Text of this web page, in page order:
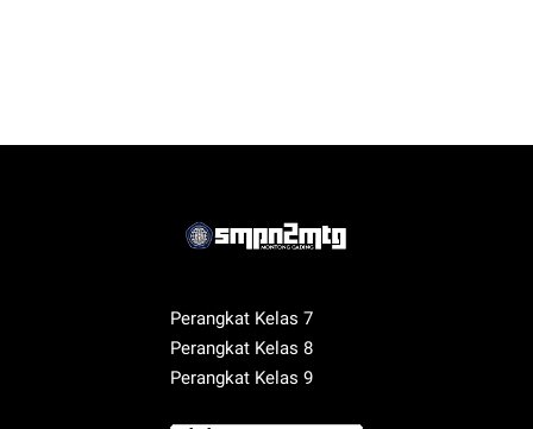
Perangkat Kelas 7
Perangkat Kelas 8
Perangkat Kelas 9